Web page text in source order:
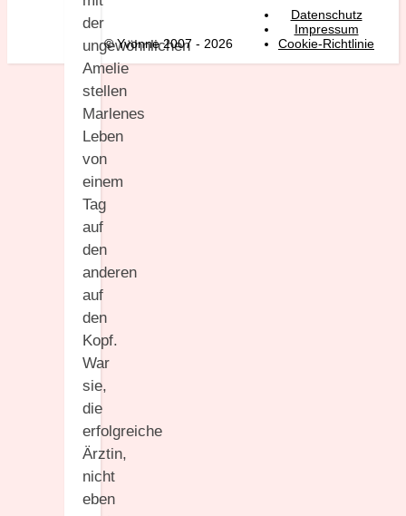
der
ungewöhnlichen
Amelie
stellen
Marlenes
Leben
von
einem
Tag
auf
den
anderen
auf
den
Kopf.
War
sie,
die
erfolgreiche
Ärztin,
nicht
eben
© Yvonne 2007 - 2026
Datenschutz
Impressum
Cookie-Richtlinie